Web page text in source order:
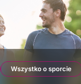
Wszystko o sporcie